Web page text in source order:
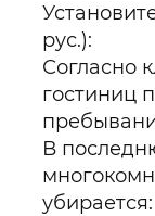
рус.):
Согласно
гостиниц
В
убирается: